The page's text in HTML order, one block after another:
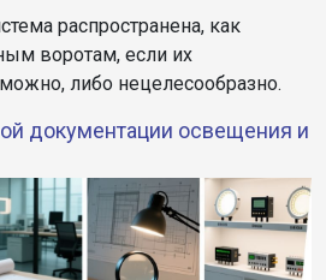
распространена, как
воротам, если их
либо нецелесообразно.
документации освещения и